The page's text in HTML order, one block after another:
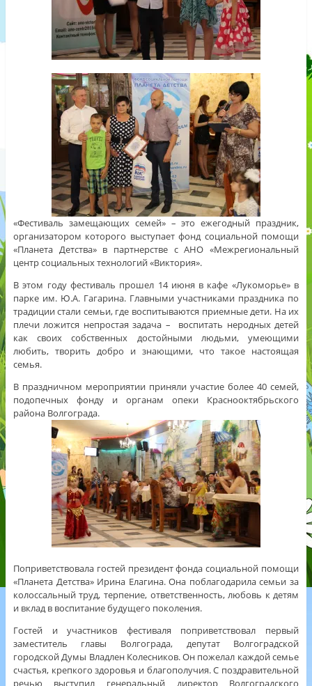
«Фестиваль замещающих семей» – это ежегодный праздник,
организатором которого выступает фонд социальной помощи
«Планета Детства» в партнерстве с АНО «Межрегиональный
центр социальных технологий «Виктория».
В этом году фестиваль прошел 14 июня в кафе «Лукоморье» в
парке им. Ю.А. Гагарина. Главными участниками праздника по
традиции стали семьи, где воспитываются приемные дети. На их
плечи ложится непростая задача – воспитать неродных детей
как своих собственных достойными людьми, умеющими
любить, творить добро и знающими, что такое настоящая
семья.
В праздничном мероприятии приняли участие более 40 семей,
подопечных фонду и органам опеки Краснооктябрьского
района Волгограда.
Поприветствовала гостей президент фонда социальной помощи
«Планета Детства» Ирина Елагина. Она поблагодарила семьи за
колоссальный труд, терпение, ответственность, любовь к детям
и вклад в воспитание будущего поколения.
Гостей и участников фестиваля поприветствовал первый
заместитель главы Волгограда, депутат Волгоградской
городской Думы Владлен Колесников. Он пожелал каждой семье
счастья, крепкого здоровья и благополучия. С поздравительной
речью выступил генеральный директор Волгоградского